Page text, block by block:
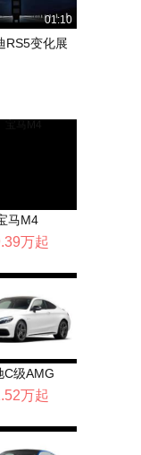
01:10
RS5变化展
马M4
万起
C级AMG
万起